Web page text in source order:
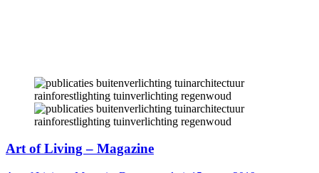
Art of Living – Magazine